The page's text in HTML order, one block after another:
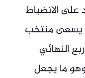
على الانضباط
يسعى منتخب
النهائي
ما يجعل